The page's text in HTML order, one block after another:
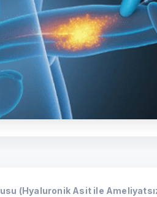
(Hyaluronik Asit ile